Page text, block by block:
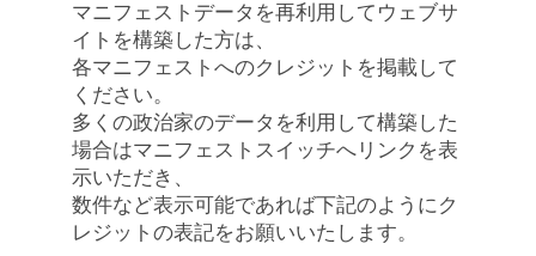
マニフェストデータを再利用してウェブサ
イトを構築した方は、
各マニフェストへのクレジットを掲載して
ください。
多くの政治家のデータを利用して構築した
場合はマニフェストスイッチへリンクを表
示いただき、
数件など表示可能であれば下記のようにク
レジットの表記をお願いいたします。